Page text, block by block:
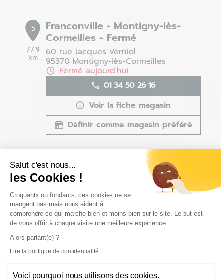
Salut c'est nous...
les Cookies !
Plateforme de Gestion du
Croquants ou fondants, ces cookies ne se
mangent pas mais nous aident à
comprendre ce qui marche bien et moins bien sur le site. Le but est
de vous offrir à chaque visite une meilleure expérience.
Alors partant(e) ?
Lire la politique de confidentialité
Voici pourquoi nous utilisons des cookies.
Axeptio consent
5
77.9
km
Franconville - Montigny-lès-
Cormeilles - Fermé
60 rue Jacques Verniol
95370 Montigny-lès-Cormeilles
Fermé aujourd'hui
01 34 50 26 16
Voir la fiche magasin
Définir comme magasin préféré
6
km
Le Havre - Montivilliers - Fermé
8 rue des Ginkgo Biloba
76290 Montivilliers
Fermé aujourd'hui
02 35 47 18 85
Définir comme magasin préféré